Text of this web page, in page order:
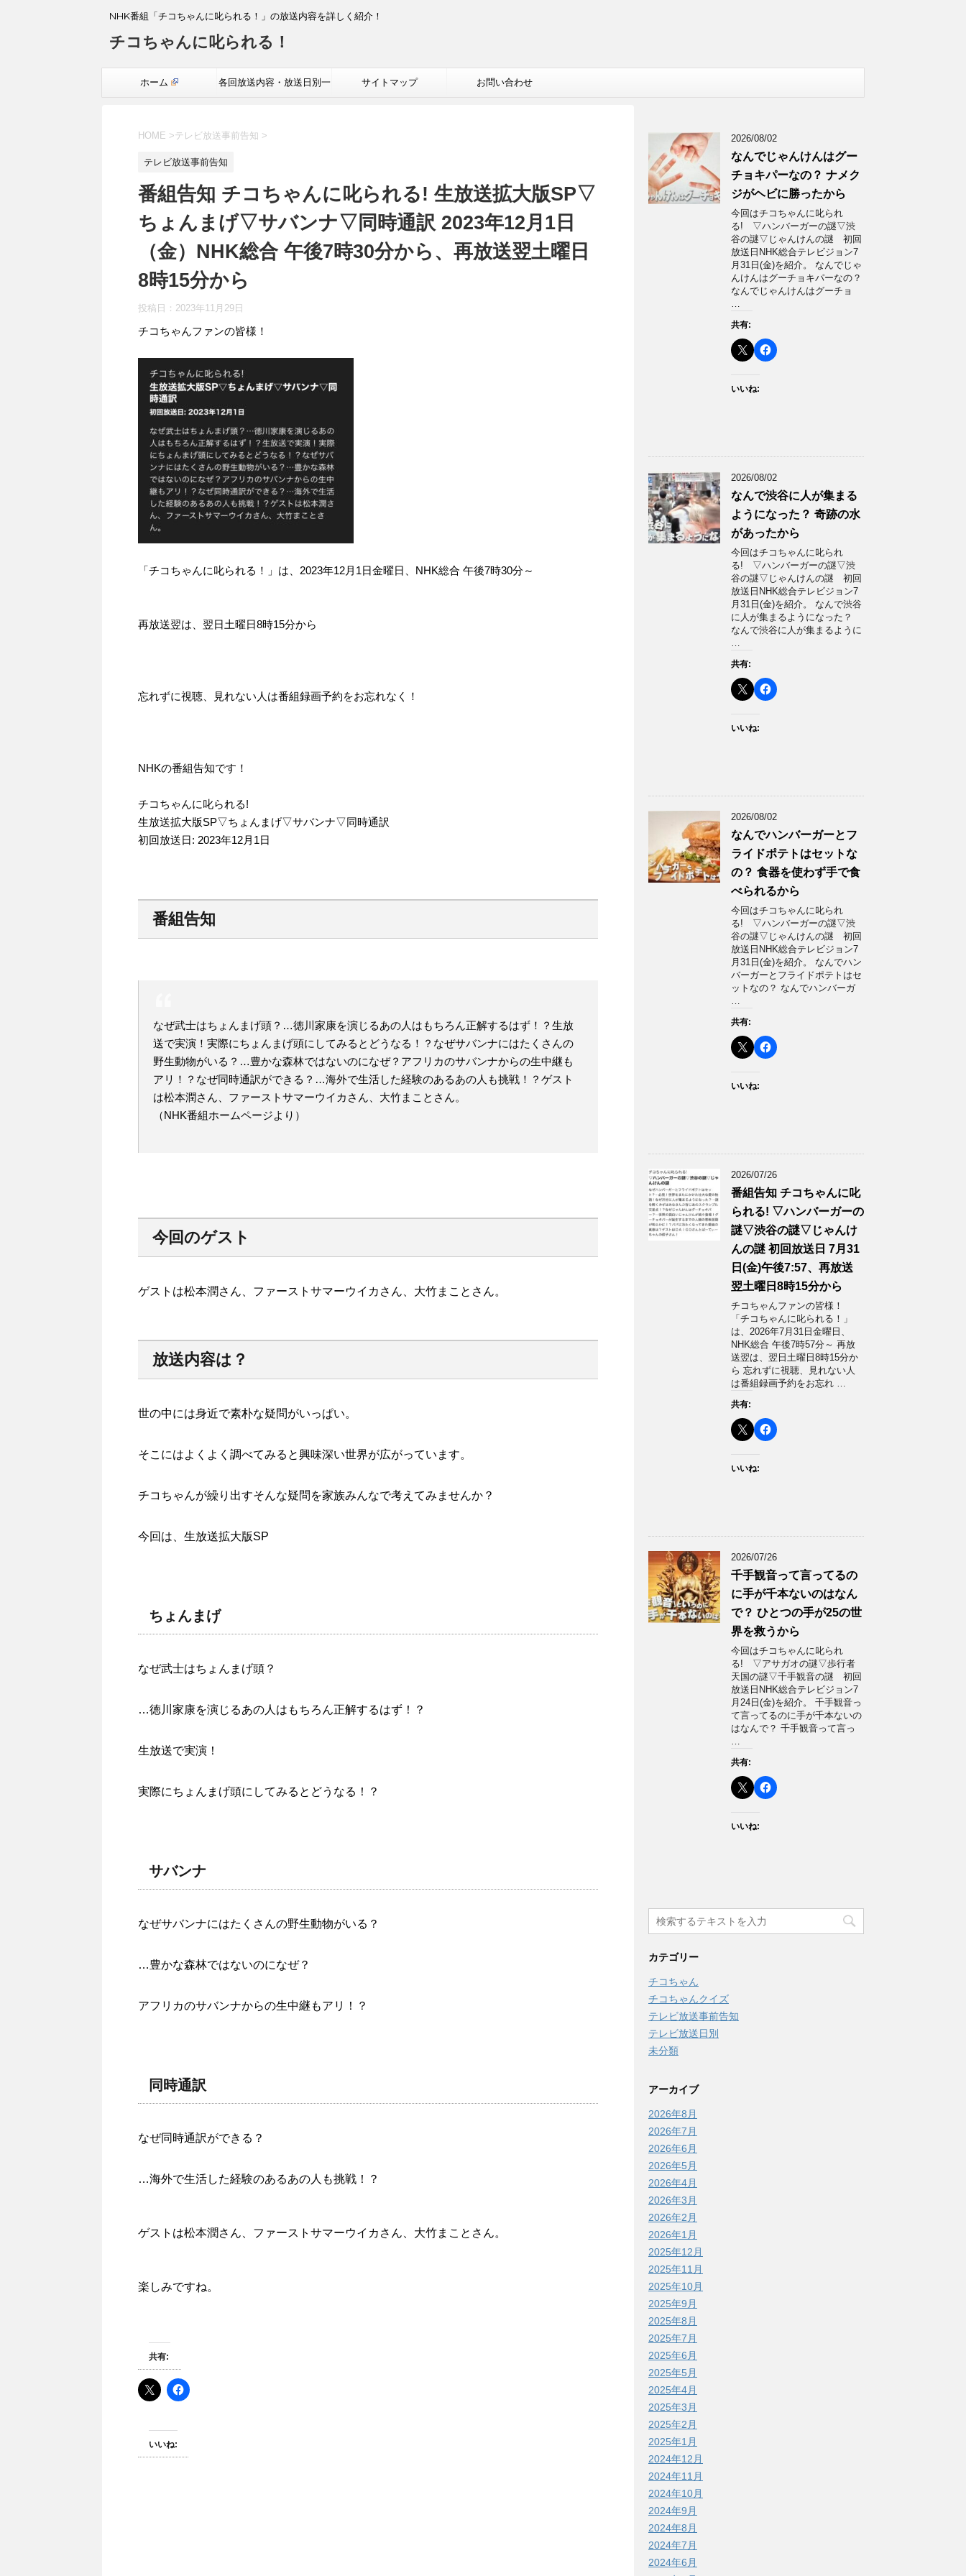
NHK番組「チコちゃんに叱られる！」の放送内容を詳しく紹介！
チコちゃんに叱られる！
ホーム 各回放送内容・放送日別一 サイトマップ お問い合わせ
HOME >テレビ放送事前告知 >
テレビ放送事前告知
番組告知 チコちゃんに叱られる! 生放送拡大版SP▽
ちょんまげ▽サバンナ▽同時通訳 2023年12月1日
（金）NHK総合 午後7時30分から、再放送翌土曜日
8時15分から
投稿日： 2023年11月29日
チコちゃんファンの皆様！
「チコちゃんに叱られる！」​は、2023年12月1日金曜日、NHK総合 午後7時30分～
再放送翌は、翌日土曜日8時15分から
忘れずに視聴、見れない人は番組録画予約をお忘れなく！
NHKの番組告知です！
チコちゃんに叱られる!
生放送拡大版SP▽ちょんまげ▽サバンナ▽同時通訳
初回放送日: 2023年12月1日
番組告知
なぜ武士はちょんまげ頭？…徳川家康を演じるあの人はもちろん正解するはず！？生放
送で実演！実際にちょんまげ頭にしてみるとどうなる！？なぜサバンナにはたくさんの
野生動物がいる？…豊かな森林ではないのになぜ？アフリカのサバンナからの生中継も
アリ！？なぜ同時通訳ができる？…海外で生活した経験のあるあの人も挑戦！？ゲスト
は松本潤さん、ファーストサマーウイカさん、大竹まことさん。
（NHK番組ホームページより）
今回のゲスト
ゲストは松本潤さん、ファーストサマーウイカさん、大竹まことさん。
放送内容は？
世の中には身近で素朴な疑問がいっぱい。
そこにはよくよく調べてみると興味深い世界が広がっています。
チコちゃんが繰り出すそんな疑問を家族みんなで考えてみませんか？
今回は、生放送拡大版SP
ちょんまげ
なぜ武士はちょんまげ頭？
…徳川家康を演じるあの人はもちろん正解するはず！？
生放送で実演！
実際にちょんまげ頭にしてみるとどうなる！？
サバンナ
なぜサバンナにはたくさんの野生動物がいる？
…豊かな森林ではないのになぜ？
アフリカのサバンナからの生中継もアリ！？
同時通訳
なぜ同時通訳ができる？
…海外で生活した経験のあるあの人も挑戦！？
ゲストは松本潤さん、ファーストサマーウイカさん、大竹まことさん。
楽しみですね。
共有:
いいね:
2026/08/02
なんでじゃんけんはグー
チョキパーなの？ ナメク
ジがヘビに勝ったから
今回はチコちゃんに叱られ
る! ▽ハンバーガーの謎▽渋
谷の謎▽じゃんけんの謎 初回
放送日NHK総合テレビジョン7
月31日(金)を紹介。 なんでじゃ
んけんはグーチョキパーなの？
なんでじゃんけんはグーチョ
…
共有:
いいね:
2026/08/02
なんで渋谷に人が集まる
ようになった？ 奇跡の水
があったから
今回はチコちゃんに叱られ
る! ▽ハンバーガーの謎▽渋
谷の謎▽じゃんけんの謎 初回
放送日NHK総合テレビジョン7
月31日(金)を紹介。 なんで渋谷
に人が集まるようになった？
なんで渋谷に人が集まるように
…
共有:
いいね:
2026/08/02
なんでハンバーガーとフ
ライドポテトはセットな
の？ 食器を使わず手で食
べられるから
今回はチコちゃんに叱られ
る! ▽ハンバーガーの謎▽渋
谷の謎▽じゃんけんの謎 初回
放送日NHK総合テレビジョン7
月31日(金)を紹介。 なんでハン
バーガーとフライドポテトはセ
ットなの？ なんでハンバーガ
…
共有:
いいね:
2026/07/26
番組告知 チコちゃんに叱
られる! ▽ハンバーガーの
謎▽渋谷の謎▽じゃんけ
んの謎 初回放送日 7月31
日(金)午後7:57、再放送
翌土曜日8時15分から
チコちゃんファンの皆様！
「チコちゃんに叱られる！」​
は、2026年7月31日金曜日、
NHK総合 午後7時57分～ 再放
送翌は、翌日土曜日8時15分か
ら 忘れずに視聴、見れない人
は番組録画予約をお忘れ …
共有:
いいね:
2026/07/26
千手観音って言ってるの
に手が千本ないのはなん
で？ ひとつの手が25の世
界を救うから
今回はチコちゃんに叱られ
る! ▽アサガオの謎▽歩行者
天国の謎▽千手観音の謎 初回
放送日NHK総合テレビジョン7
月24日(金)を紹介。 千手観音っ
て言ってるのに手が千本ないの
はなんで？ 千手観音って言っ
…
共有:
いいね:
カテゴリー
チコちゃん
チコちゃんクイズ
テレビ放送事前告知
テレビ放送日別
未分類
アーカイブ
2026年8月
2026年7月
2026年6月
2026年5月
2026年4月
2026年3月
2026年2月
2026年1月
2025年12月
2025年11月
2025年10月
2025年9月
2025年8月
2025年7月
2025年6月
2025年5月
2025年4月
2025年3月
2025年2月
2025年1月
2024年12月
2024年11月
2024年10月
2024年9月
2024年8月
2024年7月
2024年6月